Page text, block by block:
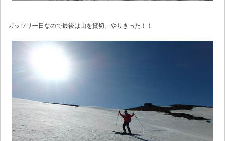
ガッツリ一日なので最後は山を貸切。やりきった！！